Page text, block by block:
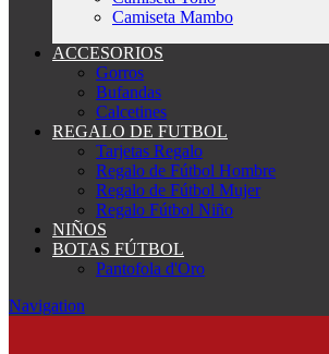
Camiseta Mambo
ACCESORIOS
Gorros
Bufandas
Calcetines
REGALO DE FUTBOL
Tarjetas Regalo
Regalo de Fútbol Hombre
Regalo de Fútbol Mujer
Regalo Fútbol Niño
NIÑOS
BOTAS FÚTBOL
Pantofola d'Oro
Navigation